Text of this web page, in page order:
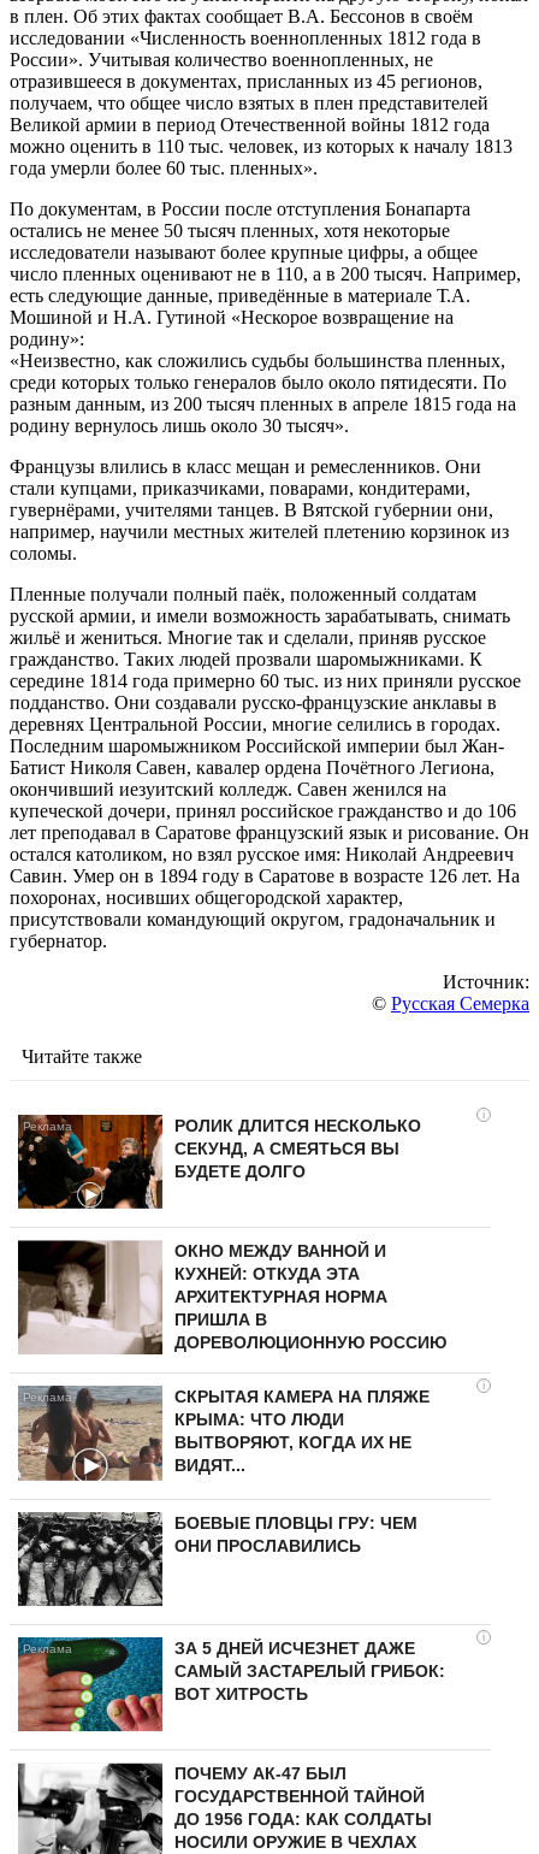
в плен. Об этих фактах сообщает В.А. Бессонов в своём
исследовании «Численность военнопленных 1812 года в
России». Учитывая количество военнопленных, не
отразившееся в документах, присланных из 45 регионов,
получаем, что общее число взятых в плен представителей
Великой армии в период Отечественной войны 1812 года
можно оценить в 110 тыс. человек, из которых к началу 1813
года умерли более 60 тыс. пленных».
По документам, в России после отступления Бонапарта
остались не менее 50 тысяч пленных, хотя некоторые
исследователи называют более крупные цифры, а общее
число пленных оценивают не в 110, а в 200 тысяч. Например,
есть следующие данные, приведённые в материале Т.А.
Мошиной и Н.А. Гутиной «Нескорое возвращение на
родину»:
«Неизвестно, как сложились судьбы большинства пленных,
среди которых только генералов было около пятидесяти. По
разным данным, из 200 тысяч пленных в апреле 1815 года на
родину вернулось лишь около 30 тысяч».
Французы влились в класс мещан и ремесленников. Они
стали купцами, приказчиками, поварами, кондитерами,
гувернёрами, учителями танцев. В Вятской губернии они,
например, научили местных жителей плетению корзинок из
соломы.
Пленные получали полный паёк, положенный солдатам
русской армии, и имели возможность зарабатывать, снимать
жильё и жениться. Многие так и сделали, приняв русское
гражданство. Таких людей прозвали шаромыжниками. К
середине 1814 года примерно 60 тыс. из них приняли русское
подданство. Они создавали русско-французские анклавы в
деревнях Центральной России, многие селились в городах.
Последним шаромыжником Российской империи был Жан-
Батист Николя Савен, кавалер ордена Почётного Легиона,
окончивший иезуитский колледж. Савен женился на
купеческой дочери, принял российское гражданство и до 106
лет преподавал в Саратове французский язык и рисование. Он
остался католиком, но взял русское имя: Николай Андреевич
Савин. Умер он в 1894 году в Саратове в возрасте 126 лет. На
похоронах, носивших общегородской характер,
присутствовали командующий округом, градоначальник и
губернатор.
Источник:
© Русская Семерка
Читайте также
i
РОЛИК ДЛИТСЯ НЕСКОЛЬКО
СЕКУНД, А СМЕЯТЬСЯ ВЫ
БУДЕТЕ ДОЛГО
ОКНО МЕЖДУ ВАННОЙ И
КУХНЕЙ: ОТКУДА ЭТА
АРХИТЕКТУРНАЯ НОРМА
ПРИШЛА В
ДОРЕВОЛЮЦИОННУЮ РОССИЮ
i
СКРЫТАЯ КАМЕРА НА ПЛЯЖЕ
КРЫМА: ЧТО ЛЮДИ
ВЫТВОРЯЮТ, КОГДА ИХ НЕ
ВИДЯТ...
БОЕВЫЕ ПЛОВЦЫ ГРУ: ЧЕМ
ОНИ ПРОСЛАВИЛИСЬ
i
ЗА 5 ДНЕЙ ИСЧЕЗНЕТ ДАЖЕ
САМЫЙ ЗАСТАРЕЛЫЙ ГРИБОК:
ВОТ ХИТРОСТЬ
ПОЧЕМУ АК-47 БЫЛ
ГОСУДАРСТВЕННОЙ ТАЙНОЙ
ДО 1956 ГОДА: КАК СОЛДАТЫ
НОСИЛИ ОРУЖИЕ В ЧЕХЛАХ